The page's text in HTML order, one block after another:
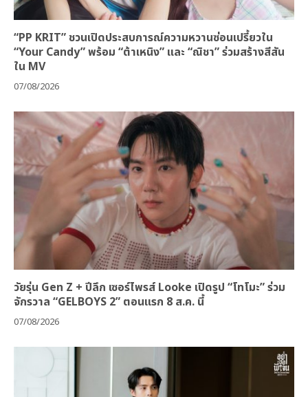
“PP KRIT” ชวนเปิดประสบการณ์ความหวานซ่อนเปรี้ยวใน
“Your Candy” พร้อม “ต้าเหนิง” และ “ณิชา” ร่วมสร้างสีสัน
ใน MV
07/08/2026
วัยรุ่น Gen Z + ปีลึก เซอร์ไพรส์ Looke เปิดรูป “โทโมะ” ร่วม
จักรวาล “GELBOYS 2” ตอนแรก 8 ส.ค. นี้
07/08/2026